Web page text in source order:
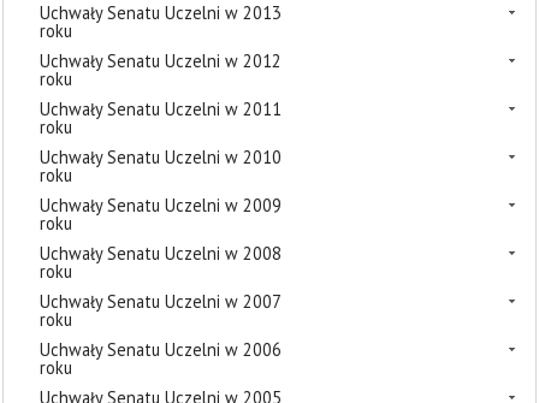
Uchwały Senatu Uczelni w 2013
roku
Uchwały Senatu Uczelni w 2012
roku
Uchwały Senatu Uczelni w 2011
roku
Uchwały Senatu Uczelni w 2010
roku
Uchwały Senatu Uczelni w 2009
roku
Uchwały Senatu Uczelni w 2008
roku
Uchwały Senatu Uczelni w 2007
roku
Uchwały Senatu Uczelni w 2006
roku
Uchwały Senatu Uczelni w 2005